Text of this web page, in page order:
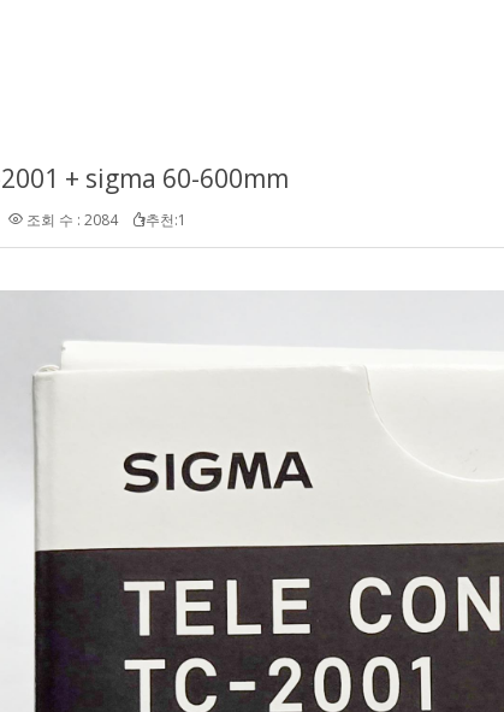
+ sigma 60-600mm
조회 수 : 2084 추천:1